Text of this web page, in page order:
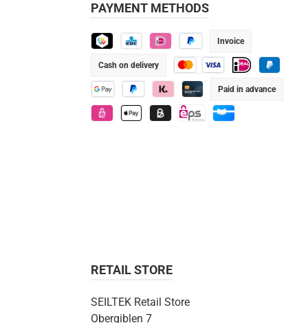
PAYMENT METHODS
PayPalKlarnaCredit/Debit card
Paid in advance
iDEALPay Later
Invoice
Cash on delivery
Credit or debit card
Google Pay
RETAIL STORE
SEILTEK Retail Store
Obergiblen 7